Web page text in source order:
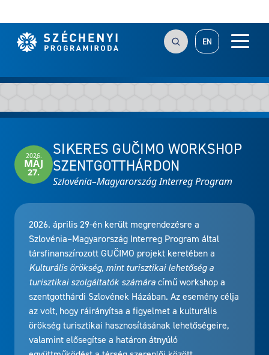
2026.
MÁJ
27.
SIKERES GUČIMO WORKSHOP
SZENTGOTTHÁRDON
Szlovénia–Magyarország Interreg Program
2026. április 29-én került megrendezésre a
Szlovénia–Magyarország Interreg Program által
társfinanszírozott GUČIMO projekt keretében a
Kulturális örökség, mint turisztikai lehetőség a
turisztikai szolgáltatók számára
című workshop a
szentgotthárdi Szlovének Házában. Az esemény célja
az volt, hogy ráirányítsa a figyelmet a kulturális
örökség turisztikai hasznosításának lehetőségeire,
valamint elősegítse a határon átnyúló
együttműködést a térség szereplői között.